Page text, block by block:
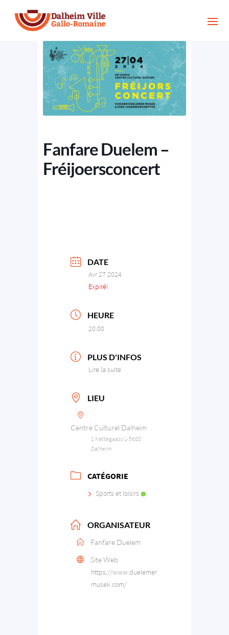
Fanfare Duelem –
Fréijoersconcert
DATE
Avr 27 2024
Expiré!
HEURE
20:00
PLUS D'INFOS
Lire la suite
LIEU
Centre Culturel Dalheim
1 Kettegaass L-5680
Dalheim
CATÉGORIE
Sports et loisirs
ORGANISATEUR
Fanfare Duelem
Site Web
https://www.duelemer
musek.com/